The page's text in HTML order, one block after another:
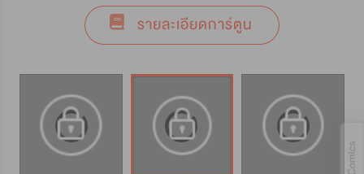
รายละเอียดการ์ตูน